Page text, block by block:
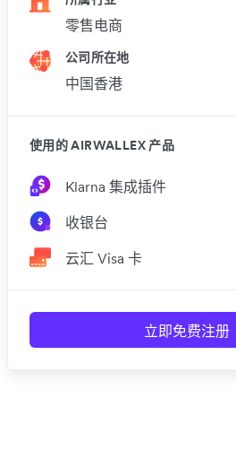
零售电商
公司所在地
中国香港
使用的 AIRWALLEX 产品
Klarna 集成插件
收银台
云汇 Visa 卡
立即免费注册